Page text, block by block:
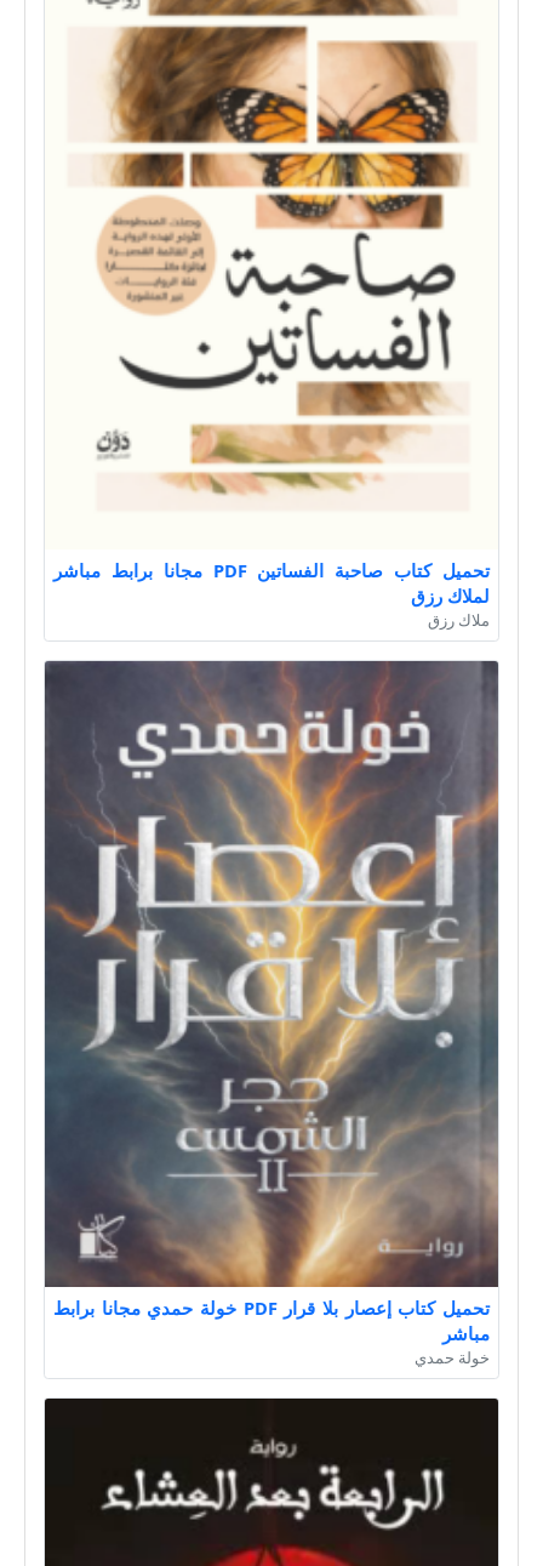
تحميل كتاب صاحبة الفساتين PDF مجانا برابط مباشر
لملاك رزق
ملاك رزق
تحميل كتاب إعصار بلا قرار PDF خولة حمدي مجانا برابط
مباشر
خولة حمدي